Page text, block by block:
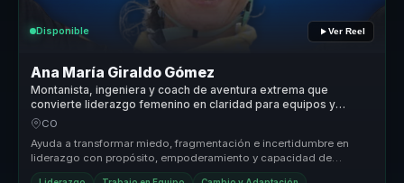
Disponible Ver Reel
Ana María Giraldo Gómez
Montanista, ingeniera y coach de aventura extrema que
convierte liderazgo femenino en claridad para equipos y
mujeres lideres.
CO
Ayuda a transformar miedo, fragmentación e incertidumbre en
liderazgo con propósito, empoderamiento y capacidad de
avanzar paso a paso ha...